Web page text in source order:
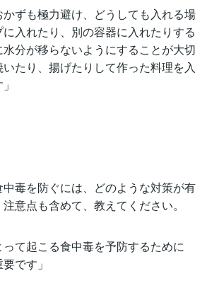
ずも極力避け、どうしても入れる場
入れたり、別の容器に入れたりする
分が移らないようにすることが大切
たり、揚げたりして作った料理を入
毒を防ぐには、どのような対策が有
意点も含めて、教えてください。
て起こる食中毒を予防するために
です」